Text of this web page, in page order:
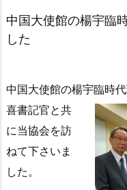
中国大使館の楊宇臨
した
中国大使館の楊宇臨時
喜書記官と共
に当協会を訪
ねて下さいま
した。